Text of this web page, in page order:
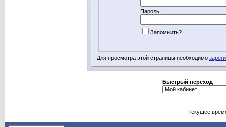
Пароль:
Запомнить?
Для просмотра этой страницы необходимо
Быстрый переход
Текущее